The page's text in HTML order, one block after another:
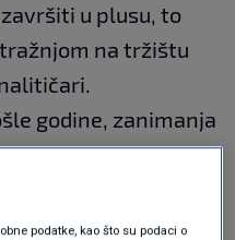
u plusu, to
na tržištu
godine, zanimanja
i konobaraostala
su
poziciju petog
podatke, kao što su podaci o